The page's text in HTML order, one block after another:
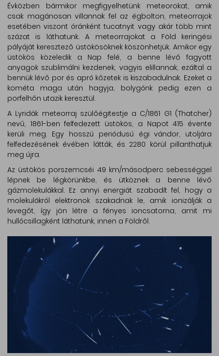
Évközben bármikor megfigyelhetünk meteorokat, amik
csak magánosan villannak fel az égbolton, meteorrajok
esetében viszont óránként tucatnyit vagy akár több mint
százat is láthatunk. A meteorrajokat a Föld keringési
pályáját keresztező üstökösöknek köszönhetjük. Amikor egy
üstökös közeledik a Nap felé, a benne lévő fagyott
anyagok szublimálni kezdenek, vagyis elillannak, ezáltal a
bennük lévő por és apró kőzetek is kiszabadulnak. Ezeket a
kométa maga után hagyja, bolygónk pedig ezen a
porfelhőn utazik keresztül.
A Lyridák meteorraj szülőégitestje a C/1861 G1 (Thatcher)
nevű, 1861-ben felfedezett üstökös, a Napot 415 évente
kerüli meg. Egy hosszú periódusú égi vándor, utoljára
felfedezésének évében látták, és 2280 körül pillanthatjuk
meg újra.
Az üstökös porszemcséi 49 km/másodperc sebességgel
lépnek be légkörünkbe, és ütköznek a benne lévő
gázmolekulákkal. Ez annyi energiát szabadít fel, hogy a
molekulákról elektronok szakadnak le, amik ionizálják a
levegőt, így jön létre a fényes ioncsatorna, amit mi
hullócsillagként láthatunk, innen a Földről.